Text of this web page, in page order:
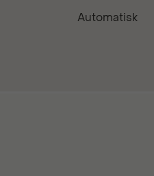
Automatisk